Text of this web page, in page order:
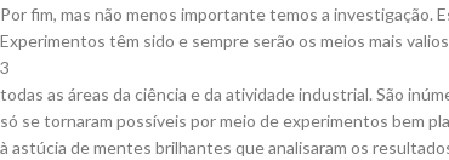
Por fim, mas não menos importante temos a investigação.
Experimentos têm sido e sempre serão os meios mais
3
todas as áreas da ciência e da atividade industrial. São
só se tornaram possíveis por meio de experimentos bem
à astúcia de mentes brilhantes que analisaram os